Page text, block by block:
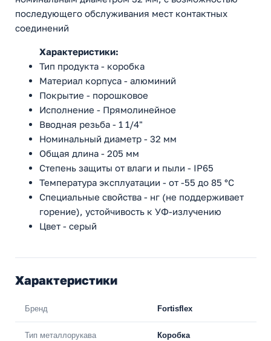
последующего обслуживания мест контактных
соединений
Характеристики:
Тип продукта - коробка
Материал корпуса - алюминий
Покрытие - порошковое
Исполнение - Прямолинейное
Вводная резьба - 1 1/4"
Номинальный диаметр - 32 мм
Общая длина - 205 мм
Степень защиты от влаги и пыли - IP65
Температура эксплуатации - от -55 до 85 °С
Специальные свойства - нг (не поддерживает
горение), устойчивость к УФ-излучению
Цвет - серый
Характеристики
Бренд Fortisflex
Тип металлорукава
Коробка